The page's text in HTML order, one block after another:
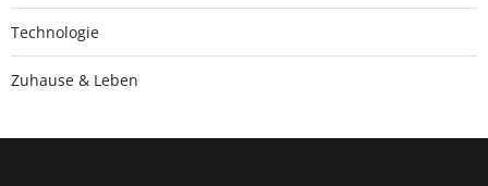
Technologie
Zuhause & Leben